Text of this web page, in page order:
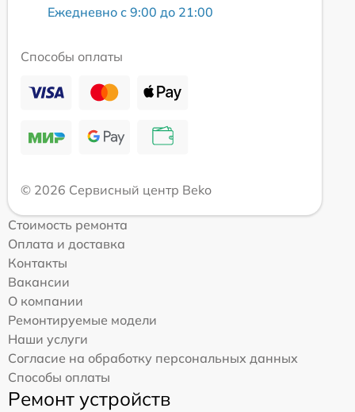
Ежедневно с 9:00 до 21:00
Способы оплаты
© 2026 Сервисный центр Beko
Стоимость ремонта
Оплата и доставка
Контакты
Вакансии
О компании
Ремонтируемые модели
Наши услуги
Согласие на обработку персональных данных
Способы оплаты
Ремонт устройств